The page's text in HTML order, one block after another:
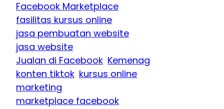
Facebook Marketplace
fasilitas kursus online
jasa pembuatan website
jasa website
Jualan di Facebook Kemenag
konten tiktok kursus online
marketing
marketplace facebook